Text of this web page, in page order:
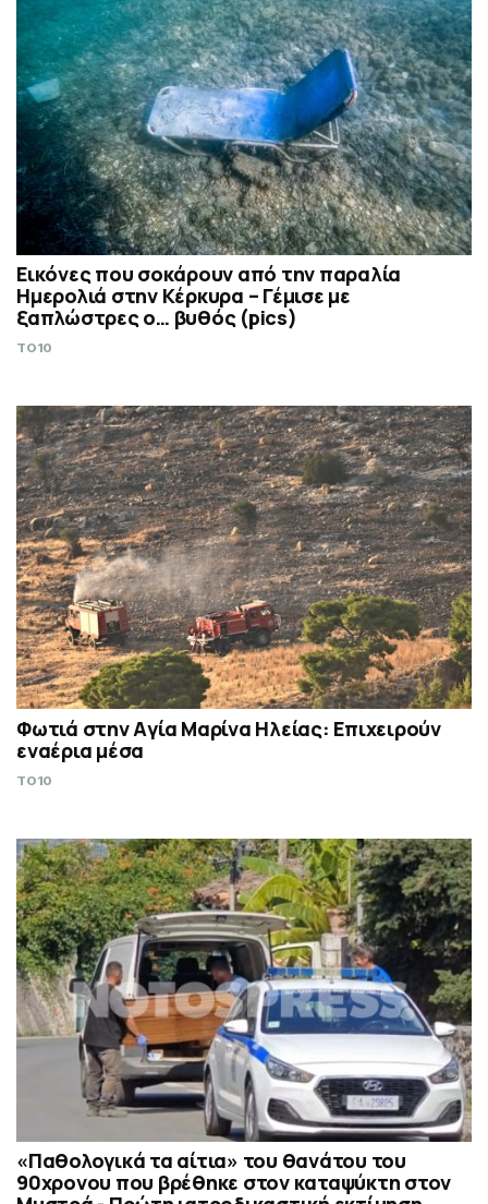
Εικόνες που σοκάρουν από την παραλία
Ημερολιά στην Κέρκυρα – Γέμισε με
ξαπλώστρες ο… βυθός (pics)
TO10
Φωτιά στην Aγία Μαρίνα Ηλείας: Επιχειρούν
εναέρια μέσα
TO10
«Παθολογικά τα αίτια» του θανάτου του
90χρονου που βρέθηκε στον καταψύκτη στον